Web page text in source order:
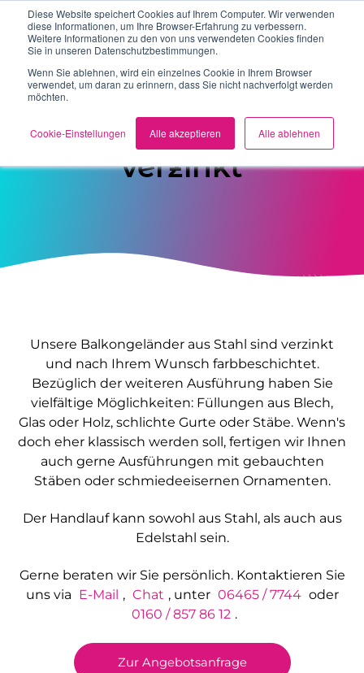
Diese Website speichert Cookies auf Ihrem Computer. Wir verwenden
diese Informationen, um Ihre Browser-Erfahrung zu verbessern.
Weitere Informationen zu den von uns verwendeten Cookies finden
Sie in unseren Datenschutzbestimmungen.
Wenn Sie ablehnen, wird ein einzelnes Cookie in Ihrem Browser
verwendet, um daran zu erinnern, dass Sie nicht nachverfolgt werden
möchten.
Cookie-Einstellungen Alle akzeptieren Alle ablehnen
Über uns
Geländer
Gitter
Vordächer
Weitere Produkte
Balkongeländer
verzinkt
Unsere Balkongeländer aus Stahl sind verzinkt
und nach Ihrem Wunsch farbbeschichtet.
Bezüglich der weiteren Ausführung haben Sie
vielfältige Möglichkeiten: Füllungen aus Blech,
Glas oder Holz, schlichte Gurte oder Stäbe. Wenn's
doch eher klassisch werden soll, fertigen wir Ihnen
auch gerne Ausführungen mit gebauchten
Stäben oder schmiedeeisernen Ornamenten.
Der Handlauf kann sowohl aus Stahl, als auch aus
Edelstahl sein.
Gerne beraten wir Sie persönlich. Kontaktieren Sie
uns via E-Mail , Chat , unter 06465 / 7744 oder
0160 / 857 86 12 .
Zur Angebotsanfrage